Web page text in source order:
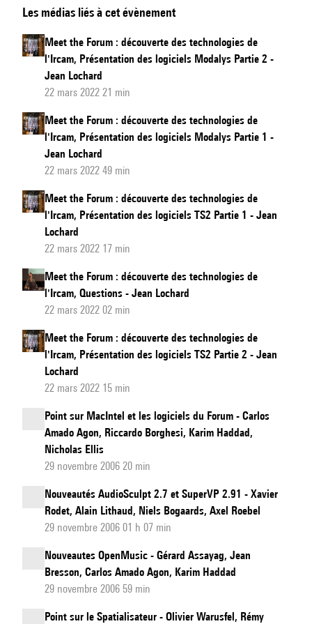
the
Forum
:
découverte
technologies
de
l'Ircam,
Présentation
de
Plugins
dans
Ableton
Live
Les médias liés à cet évènement
Meet the Forum : découverte des technologies de
l'Ircam, Présentation des logiciels Modalys Partie 2 -
Jean Lochard
22 mars 2022 21 min
Meet the Forum : découverte des technologies de
l'Ircam, Présentation des logiciels Modalys Partie 1 -
Jean Lochard
22 mars 2022 49 min
Meet the Forum : découverte des technologies de
l'Ircam, Présentation des logiciels TS2 Partie 1 - Jean
Lochard
22 mars 2022 17 min
Meet the Forum : découverte des technologies de
l'Ircam, Questions - Jean Lochard
22 mars 2022 02 min
Meet the Forum : découverte des technologies de
l'Ircam, Présentation des logiciels TS2 Partie 2 - Jean
Lochard
22 mars 2022 15 min
Point sur MacIntel et les logiciels du Forum - Carlos
Amado Agon, Riccardo Borghesi, Karim Haddad,
Nicholas Ellis
29 novembre 2006 20 min
Nouveautés AudioSculpt 2.7 et SuperVP 2.91 - Xavier
Rodet, Alain Lithaud, Niels Bogaards, Axel Roebel
29 novembre 2006 01 h 07 min
Nouveautes OpenMusic - Gérard Assayag, Jean
Bresson, Carlos Amado Agon, Karim Haddad
29 novembre 2006 59 min
Point sur le Spatialisateur - Olivier Warusfel, Rémy